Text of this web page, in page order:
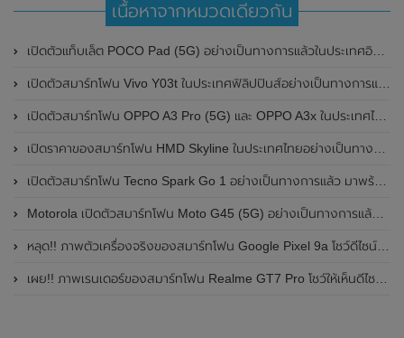
เนื้อหาจากหมวดเดียวกัน
เปิดตัวแท็บเล็ต POCO Pad (5G) อย่างเป็นทางการแล้วในประเทศอินเดีย มาพร้อมชิปเซ็ต Snapdragon 7s Gen 2 ของ Qualcomm และรองรับเครือข่าย 5G
เปิดตัวสมาร์ทโฟน Vivo Y03t ในประเทศฟิลิปปินส์อย่างเป็นทางการแล้ว มาพร้อมชิปเซ็ต Unisoc T612 , กล้องหลัง ความละเอียด 13MP , แบตเตอรี่ 5,000mAh และหน้าจอแสดงผล LCD / 90Hz
เปิดตัวสมาร์ทโฟน OPPO A3 Pro (5G) และ OPPO A3x ในประเทศไทยอย่างเป็นทางการแล้ว ในราคาเริ่มต้นเพียง 3,999 บาท
เปิดราคาของสมาร์ทโฟน HMD Skyline ในประเทศไทยอย่างเป็นทางการแล้ว ราคา 14,990 บาท
เปิดตัวสมาร์ทโฟน Tecno Spark Go 1 อย่างเป็นทางการแล้ว มาพร้อมหน้าจอแสดงผล LCD / 120Hz , แบตเตอรี่ 5,000mAh และใช้ชิปเซ็ต Unisoc
Motorola เปิดตัวสมาร์ทโฟน Moto G45 (5G) อย่างเป็นทางการแล้วในอินเดีย
หลุด!! ภาพตัวเครื่องจริงของสมาร์ทโฟน Google Pixel 9a โชว์ดีไซน์ใหม่ กล้องหลังแบนราบ ไม่มีกรอบของกล้องแล้ว
เผย!! ภาพเรนเดอร์ของสมาร์ทโฟน Realme GT7 Pro โชว์ให้เห็นดีไซน์ใหม่ พร้อมเผยรายละเอียดสเปกที่สำคัญบางส่วน